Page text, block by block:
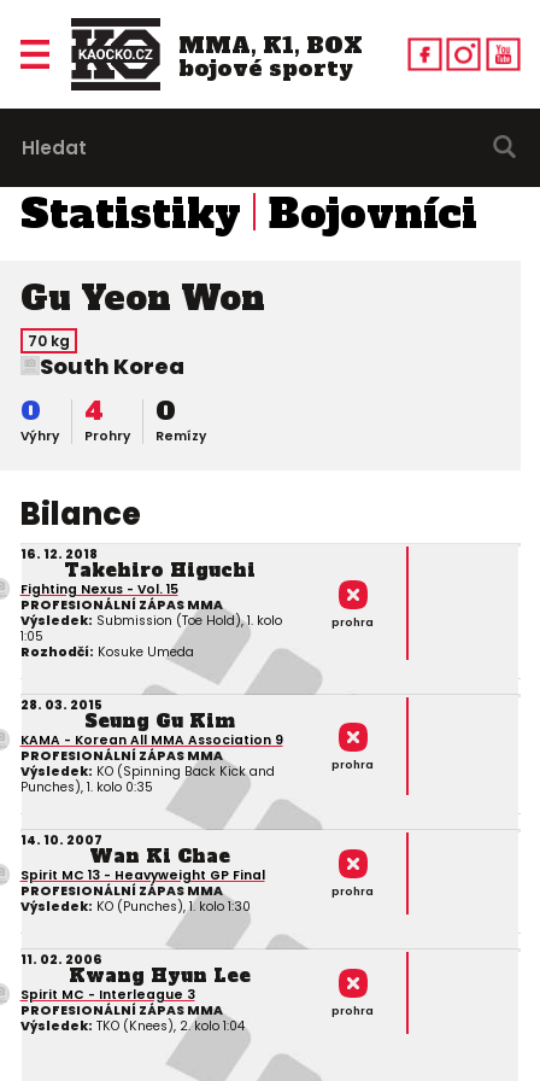
MMA, K1, BOX
bojové sporty
Statistiky Bojovníci
Gu Yeon Won
70 kg
South Korea
Výhry
0
Prohry
4
Remízy
0
Bilance
16. 12. 2018
Takehiro Higuchi
Fighting Nexus - Vol. 15
PROFESIONÁLNÍ ZÁPAS MMA
Výsledek: Submission (Toe Hold), 1. kolo
1:05
Rozhodčí: Kosuke Umeda
prohra
28. 03. 2015
Seung Gu Kim
KAMA - Korean All MMA Association 9
PROFESIONÁLNÍ ZÁPAS MMA
Výsledek: KO (Spinning Back Kick and
Punches), 1. kolo 0:35
prohra
14. 10. 2007
Wan Ki Chae
Spirit MC 13 - Heavyweight GP Final
PROFESIONÁLNÍ ZÁPAS MMA
Výsledek: KO (Punches), 1. kolo 1:30
prohra
11. 02. 2006
Kwang Hyun Lee
Spirit MC - Interleague 3
PROFESIONÁLNÍ ZÁPAS MMA
Výsledek: TKO (Knees), 2. kolo 1:04
prohra